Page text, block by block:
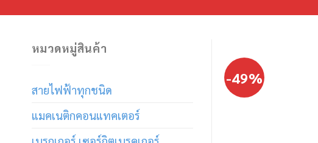
หมวดหมู่สินค้า
สายไฟฟ้าทุกชนิด
แมคเนติกคอนแทคเตอร์
-49%